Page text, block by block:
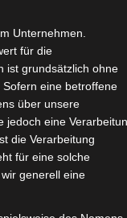
Unternehmen.
für die
ist grundsätzlich ohne
eine betroffene
über unsere
jedoch eine
die Verarbeitung
für eine solche
generell eine